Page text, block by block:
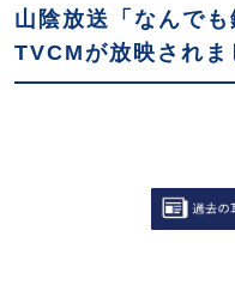
山陰放送「なんで
TVCMが放映されま